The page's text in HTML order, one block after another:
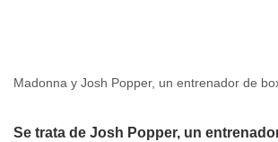
Madonna y Josh Popper, un entrenador de
Se trata de Josh Popper, un